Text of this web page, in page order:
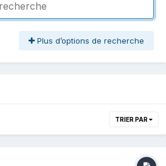
Plus d’options de recherche
TRIER PAR